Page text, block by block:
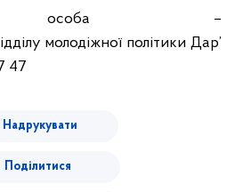
особа –
молодіжної політики Дар’
47
Надрукувати
Поділитися